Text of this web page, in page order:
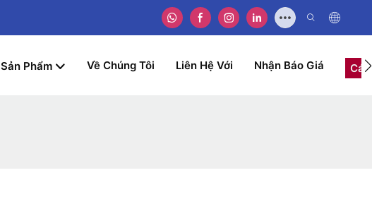
Sản Phẩm Về Chúng Tôi Liên Hệ Với Nhận Báo Giá